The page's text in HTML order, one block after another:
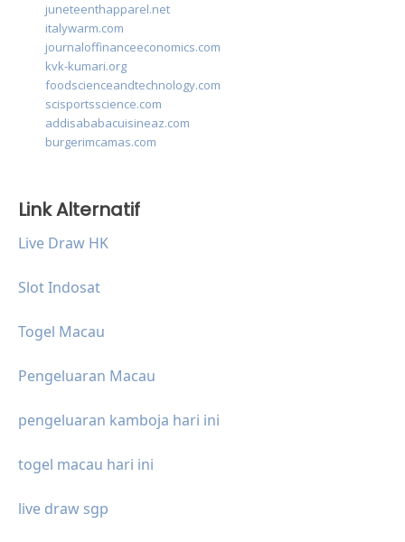
juneteenthapparel.net
italywarm.com
journaloffinanceeconomics.com
kvk-kumari.org
foodscienceandtechnology.com
scisportsscience.com
addisababacuisineaz.com
burgerimcamas.com
Link Alternatif
Live Draw HK
Slot Indosat
Togel Macau
Pengeluaran Macau
pengeluaran kamboja hari ini
togel macau hari ini
live draw sgp